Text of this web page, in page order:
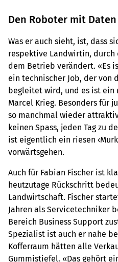
Den Roboter mit
Was er auch sieht, ist, dass
respektive Landwirtin,
dem Betrieb verändert. «Es
ein technischer Job, der von
begleitet wird, und es ist ein
Marcel Krieg. Besonders für
so manchmal wieder
keinen Spass, jeden Tag zu
ist eigentlich ein riesen
vorwärtsgehen.
Auch für Fabian Fischer ist
heutzutage Rückschritt
Landwirtschaft. Fischer
Jahren als Servicetechniker
Bereich Business Support
Spezialist ist auch er nahe
Kofferraum hätten alle
Gummistiefel. «Das gehört